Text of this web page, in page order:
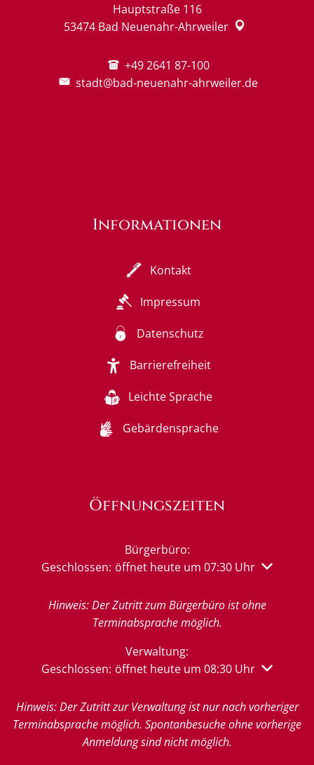
Hauptstraße 116
53474 Bad Neuenahr-Ahrweiler
+49 2641 87-100
stadt@bad-neuenahr-ahrweiler.de
Informationen
Kontakt
Impressum
Datenschutz
Barrierefreiheit
Leichte Sprache
Gebärdensprache
Öffnungszeiten
Bürgerbüro:
Klicken, um weitere Öffnungs- oder Schließzeiten
Geschlossen: öffnet heute um 07:30 Uhr
Hinweis: Der Zutritt zum Bürgerbüro ist ohne
Terminabsprache möglich.
Verwaltung:
Klicken, um weitere Öffnungs- oder Schließzeiten
Geschlossen: öffnet heute um 08:30 Uhr
Hinweis: Der Zutritt zur Verwaltung ist nur nach vorheriger
Terminabsprache möglich. Spontanbesuche ohne vorherige
Anmeldung sind nicht möglich.